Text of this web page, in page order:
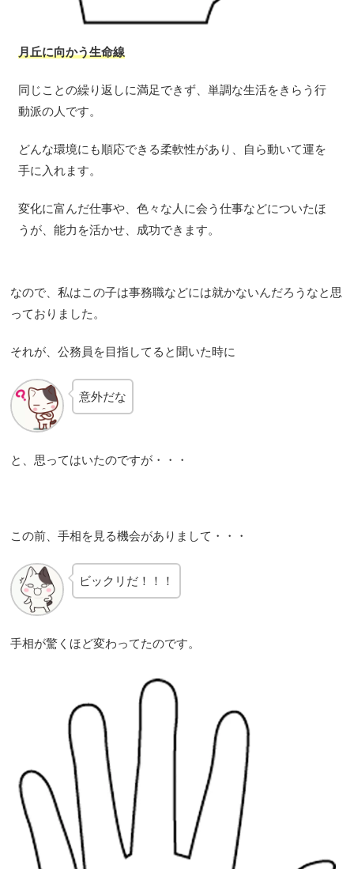
月丘に向かう生命線
同じことの繰り返しに満足できず、単調な生活をきらう行
動派の人です。
どんな環境にも順応できる柔軟性があり、自ら動いて運を
手に入れます。
変化に富んだ仕事や、色々な人に会う仕事などについたほ
うが、能力を活かせ、成功できます。
なので、私はこの子は事務職などには就かないんだろうなと思
っておりました。
それが、公務員を目指してると聞いた時に
意外だな
と、思ってはいたのですが・・・
この前、手相を見る機会がありまして・・・
ビックリだ！！！
手相が驚くほど変わってたのです。